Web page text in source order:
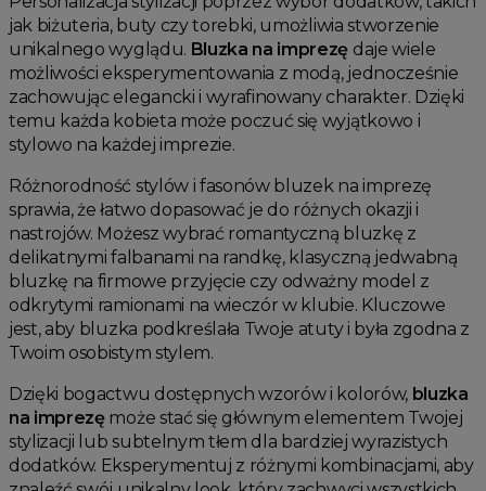
jak biżuteria, buty czy torebki, umożliwia stworzenie
unikalnego wyglądu. Bluzka na imprezę daje wiele
możliwości eksperymentowania z modą, jednocześnie
zachowując elegancki i wyrafinowany charakter. Dzięki
temu każda kobieta może poczuć się wyjątkowo i
stylowo na każdej imprezie.
Różnorodność stylów i fasonów bluzek na imprezę
sprawia, że łatwo dopasować je do różnych okazji i
nastrojów. Możesz wybrać romantyczną bluzkę z
delikatnymi falbanami na randkę, klasyczną jedwabną
bluzkę na firmowe przyjęcie czy odważny model z
odkrytymi ramionami na wieczór w klubie. Kluczowe
jest, aby bluzka podkreślała Twoje atuty i była zgodna z
Twoim osobistym stylem.
Dzięki bogactwu dostępnych wzorów i kolorów, bluzka
na imprezęmoże stać się głównym elementem Twojej
stylizacji lub subtelnym tłem dla bardziej wyrazistych
dodatków. Eksperymentuj z różnymi kombinacjami, aby